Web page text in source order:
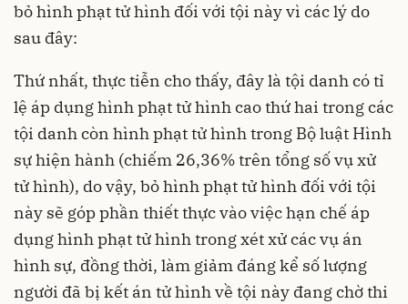
bỏ hình phạt tử hình đối với tội này vì các lý do
sau đây:
Thứ nhất, thực tiễn cho thấy, đây là tội danh có tỉ
lệ áp dụng hình phạt tử hình cao thứ hai trong các
tội danh còn hình phạt tử hình trong Bộ luật Hình
sựhiện hành (chiếm 26,36% trên tổng số vụ xử
tử hình), do vậy, bỏ hình phạt tử hình đối với tội
này sẽ góp phần thiết thực vào việc hạn chế áp
dụng hình phạt tử hình trong xét xử các vụ án
hình sự, đồng thời, làm giảm đáng kể số lượng
người đã bị kết án tử hình về tội này đang chờ thi